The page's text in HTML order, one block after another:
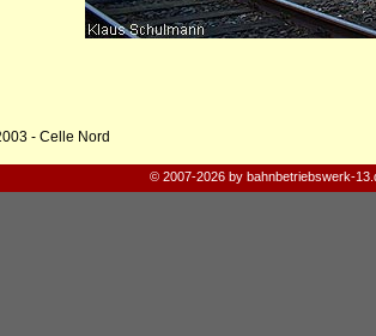
- Celle Nord
© 2007-2026 by bahnbetriebswerk-